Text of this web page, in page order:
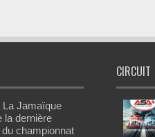
La Jamaïque
la dernière
championnat
CIRCUIT